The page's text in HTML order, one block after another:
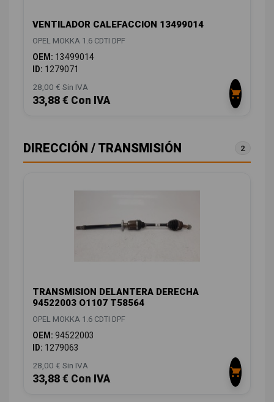
VENTILADOR CALEFACCION 13499014
OPEL MOKKA 1.6 CDTI DPF
OEM: 13499014
ID: 1279071
28,00 € Sin IVA
33,88 € Con IVA
DIRECCIÓN / TRANSMISIÓN 2
TRANSMISION DELANTERA DERECHA
94522003 O1107 T58564
OPEL MOKKA 1.6 CDTI DPF
OEM: 94522003
ID: 1279063
28,00 € Sin IVA
33,88 € Con IVA